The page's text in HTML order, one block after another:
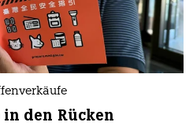
den Rücken